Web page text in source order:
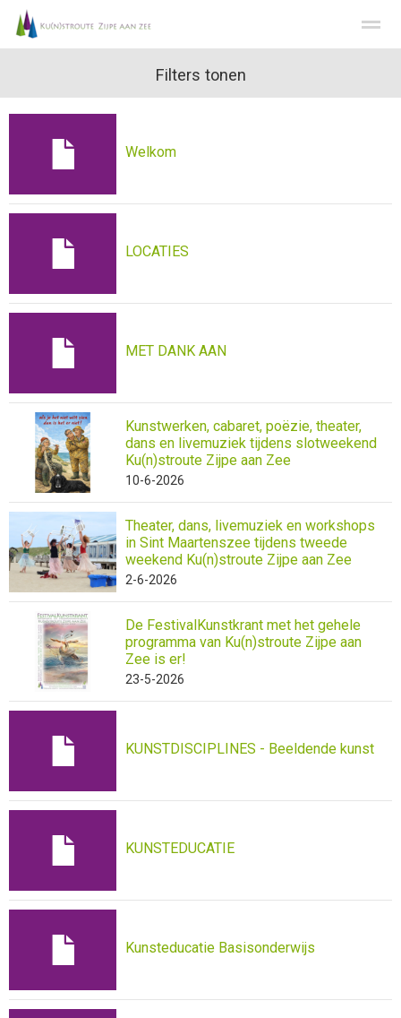
KUNSTDISCIPLINES LOCATIES
Home
Filters tonen
Welkom
LOCATIES
MET DANK AAN
Kunstwerken, cabaret, poëzie, theater,
dans en livemuziek tijdens slotweekend
Ku(n)stroute Zijpe aan Zee
10-6-2026
Theater, dans, livemuziek en workshops
in Sint Maartenszee tijdens tweede
weekend Ku(n)stroute Zijpe aan Zee
2-6-2026
De FestivalKunstkrant met het gehele
programma van Ku(n)stroute Zijpe aan
Zee is er!
23-5-2026
KUNSTDISCIPLINES - Beeldende kunst
KUNSTEDUCATIE
Kunsteducatie Basisonderwijs